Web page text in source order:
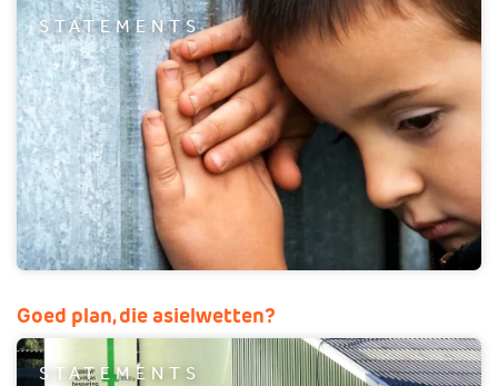
STATEMENTS
Goed plan, die asielwetten?
STATEMENTS